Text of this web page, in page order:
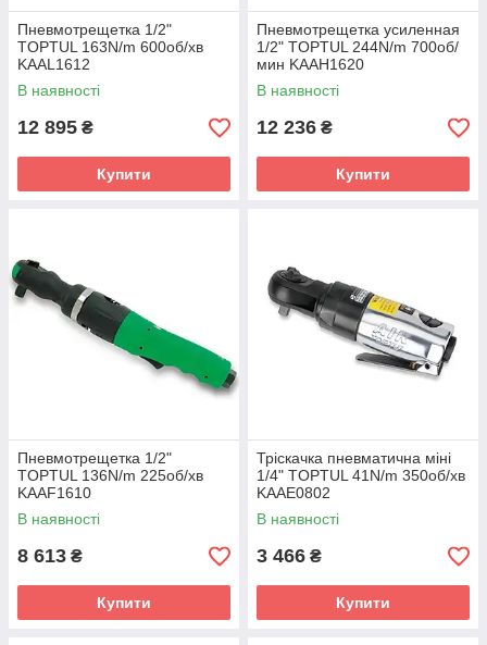
Пневмотрещетка 1/2"
TOPTUL 163N/m 600об/хв
KAAL1612
В наявності
12 895 ₴
Купити
Пневмотрещетка усиленная
1/2" TOPTUL 244N/m 700об/
мин KAAH1620
В наявності
12 236 ₴
Купити
Пневмотрещетка 1/2"
TOPTUL 136N/m 225об/хв
KAAF1610
В наявності
8 613 ₴
Купити
Тріскачка пневматична міні
1/4" TOPTUL 41N/m 350об/хв
KAAE0802
В наявності
3 466 ₴
Купити